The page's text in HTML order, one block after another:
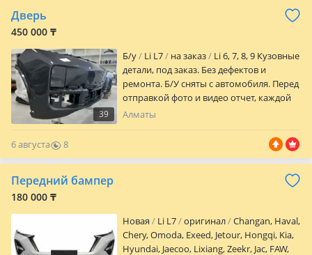
Дверь
450 000 ₸
39
Б/y Li L7 на заказ
Li 6, 7, 8, 9 Кузовные
детали, под заказ. Без дефектов и
ремонта. Б/У сняты с автомобиля. Перед
отправкой фото и видео отчет, каждой
детали. Есть новые и б/у детали.
Алматы
6 августа
8
0
Передний бампер
180 000 ₸
Новая Li L7 оригинал
Changan, Haval,
Chery, Omoda, Exeed, Jetour, Hongqi, Kia,
Hyundai, Jaecoo, Lixiang, Zeekr, Jac, FAW,